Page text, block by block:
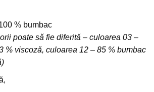
% bumbac
poate să fie diferită – culoarea 03 –
% viscoză, culoarea 12 – 85 % bumbac